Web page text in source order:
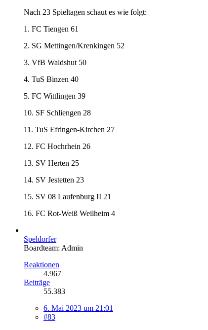
Nach 23 Spieltagen schaut es wie folgt:
1. FC Tiengen 61
2. SG Mettingen/Krenkingen 52
3. VfB Waldshut 50
4. TuS Binzen 40
5. FC Wittlingen 39
10. SF Schliengen 28
11. TuS Efringen-Kirchen 27
12. FC Hochrhein 26
13. SV Herten 25
14. SV Jestetten 23
15. SV 08 Laufenburg II 21
16. FC Rot-Weiß Weilheim 4
Speldorfer
Boardteam: Admin
Reaktionen
4.967
Beiträge
55.383
6. Mai 2023 um 21:01
#83